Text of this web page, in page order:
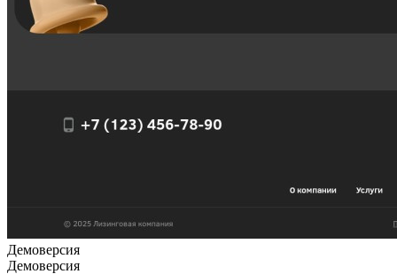
Демоверсия
Демоверсия